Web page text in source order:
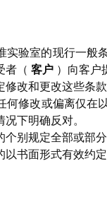
实验室的现行一般
者（ 客户 ）向客户
改和更改这些条
何修改或偏离仅在
下明确反对。
别规定全部或部
书面形式有效约